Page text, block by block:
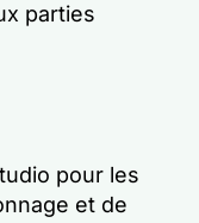
parties
pour les
et de